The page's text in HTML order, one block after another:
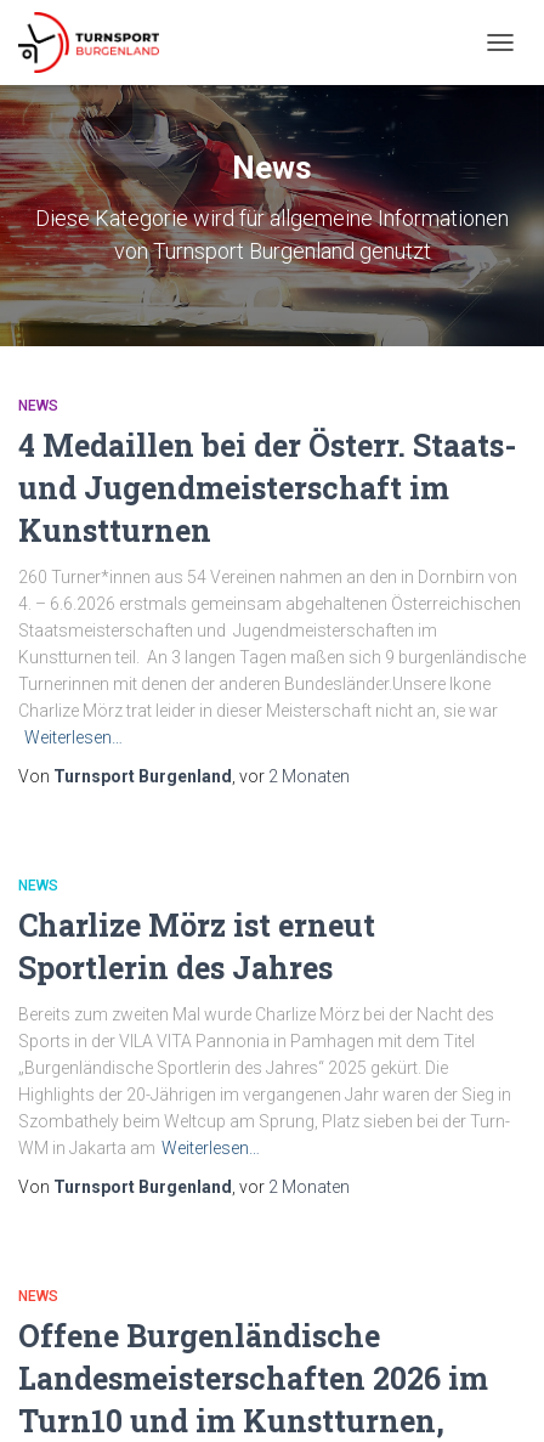
News
Diese Kategorie wird für allgemeine Informationen
von Turnsport Burgenland genutzt
NEWS
4 Medaillen bei der Österr. Staats-
und Jugendmeisterschaft im
Kunstturnen
260 Turner*innen aus 54 Vereinen nahmen an den in Dornbirn von
4. – 6.6.2026 erstmals gemeinsam abgehaltenen Österreichischen
Staatsmeisterschaften und Jugendmeisterschaften im
Kunstturnen teil. An 3 langen Tagen maßen sich 9 burgenländische
Turnerinnen mit denen der anderen Bundesländer.Unsere Ikone
Charlize Mörz trat leider in dieser Meisterschaft nicht an, sie war
Weiterlesen…
Von Turnsport Burgenland , vor 2 Monaten
NEWS
Charlize Mörz ist erneut
Sportlerin des Jahres
Bereits zum zweiten Mal wurde Charlize Mörz bei der Nacht des
Sports in der VILA VITA Pannonia in Pamhagen mit dem Titel
„Burgenländische Sportlerin des Jahres“ 2025 gekürt. Die
Highlights der 20-Jährigen im vergangenen Jahr waren der Sieg in
Szombathely beim Weltcup am Sprung, Platz sieben bei der Turn-
WM in Jakarta am Weiterlesen…
Von Turnsport Burgenland , vor 2 Monaten
NEWS
Offene Burgenländische
Landesmeisterschaften 2026 im
Turn10 und im Kunstturnen,